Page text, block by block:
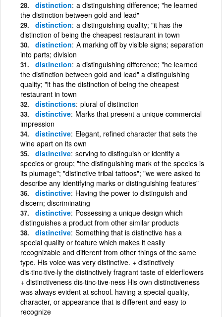
distinction a distinguishing difference; "he learned
the distinction between gold and lead"
distinction a distinguishing quality; "it has the
distinction of being the cheapest restaurant in town
distinction A marking off by visible signs; separation
into parts; division
distinction a distinguishing difference; "he learned
the distinction between gold and lead" a distinguishing
quality; "it has the distinction of being the cheapest
restaurant in town
distinctions plural of distinction
distinctive Marks that present a unique commercial
impression
distinctive Elegant, refined character that sets the
wine apart on its own
distinctive serving to distinguish or identify a
species or group; "the distinguishing mark of the species is
its plumage"; "distinctive tribal tattoos"; "we were asked to
describe any identifying marks or distinguishing features"
distinctive Having the power to distinguish and
discern; discriminating
distinctive Possessing a unique design which
distinguishes a product from other similar products
distinctive Something that is distinctive has a
special quality or feature which makes it easily
recognizable and different from other things of the same
type. His voice was very distinctive. + distinctively
dis·tinc·tive·ly the distinctively fragrant taste of elderflowers
+ distinctiveness dis·tinc·tive·ness His own distinctiveness
was always evident at school. having a special quality,
character, or appearance that is different and easy to
recognize